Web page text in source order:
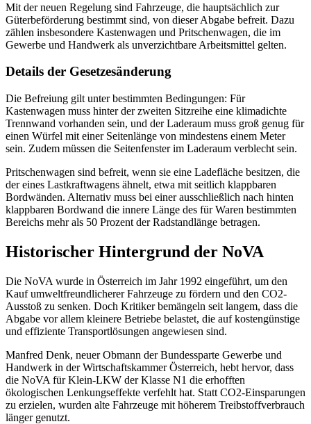
Mit der neuen Regelung sind Fahrzeuge, die hauptsächlich zur
Güterbeförderung bestimmt sind, von dieser Abgabe befreit. Dazu
zählen insbesondere Kastenwagen und Pritschenwagen, die im
Gewerbe und Handwerk als unverzichtbare Arbeitsmittel gelten.
Details der Gesetzesänderung
Die Befreiung gilt unter bestimmten Bedingungen: Für
Kastenwagen muss hinter der zweiten Sitzreihe eine klimadichte
Trennwand vorhanden sein, und der Laderaum muss groß genug für
einen Würfel mit einer Seitenlänge von mindestens einem Meter
sein. Zudem müssen die Seitenfenster im Laderaum verblecht sein.
Pritschenwagen sind befreit, wenn sie eine Ladefläche besitzen, die
der eines Lastkraftwagens ähnelt, etwa mit seitlich klappbaren
Bordwänden. Alternativ muss bei einer ausschließlich nach hinten
klappbaren Bordwand die innere Länge des für Waren bestimmten
Bereichs mehr als 50 Prozent der Radstandlänge betragen.
Historischer Hintergrund der NoVA
Die NoVA wurde in Österreich im Jahr 1992 eingeführt, um den
Kauf umweltfreundlicherer Fahrzeuge zu fördern und den CO2-
Ausstoß zu senken. Doch Kritiker bemängeln seit langem, dass die
Abgabe vor allem kleinere Betriebe belastet, die auf kostengünstige
und effiziente Transportlösungen angewiesen sind.
Manfred Denk, neuer Obmann der Bundessparte Gewerbe und
Handwerk in der Wirtschaftskammer Österreich, hebt hervor, dass
die NoVA für Klein-LKW der Klasse N1 die erhofften
ökologischen Lenkungseffekte verfehlt hat. Statt CO2-Einsparungen
zu erzielen, wurden alte Fahrzeuge mit höherem Treibstoffverbrauch
länger genutzt.